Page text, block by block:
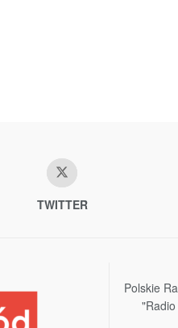
TWITTER
Polskie